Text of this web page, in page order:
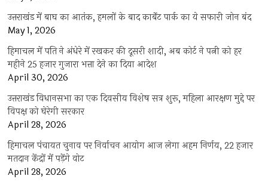
उत्तराखंड में बाघ का आतंक, हमलों के बाद कार्बेट पार्क का ये सफारी जोन बंद
May 1, 2026
हिमाचल में पति ने अंधेरे में रखकर की दूसरी शादी, अब कोर्ट ने पत्नी को हर
महीने 25 हजार गुजारा भत्ता देने का दिया आदेश
April 30, 2026
उत्तराखंड विधानसभा का एक दिवसीय विशेष सत्र शुरू, महिला आरक्षण मुद्दे पर
विपक्ष को घेरेगी सरकार
April 28, 2026
हिमाचल पंचायत चुनाव पर निर्वाचन आयोग आज लेगा अहम निर्णय, 22 हजार
मतदान केंद्रों में पड़ेंगे वोट
April 28, 2026